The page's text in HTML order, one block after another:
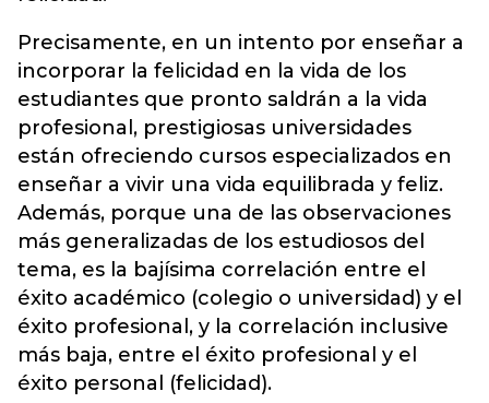
Precisamente, en un intento por enseñar a
incorporar la felicidad en la vida de los
estudiantes que pronto saldrán a la vida
profesional, prestigiosas universidades
están ofreciendo cursos especializados en
enseñar a vivir una vida equilibrada y feliz.
Además, porque una de las observaciones
más generalizadas de los estudiosos del
tema, es la bajísima correlación entre el
éxito académico (colegio o universidad) y el
éxito profesional, y la correlación inclusive
más baja, entre el éxito profesional y el
éxito personal (felicidad).